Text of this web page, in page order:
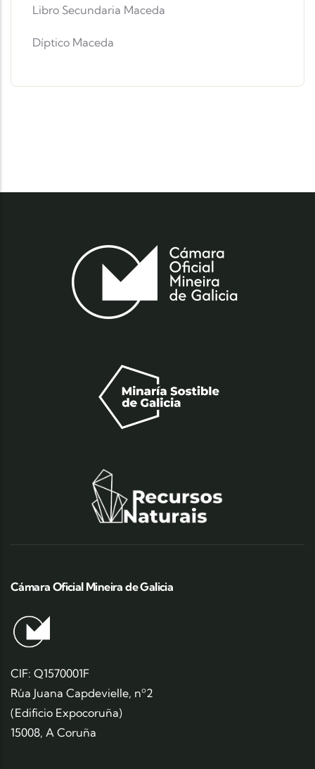
Libro Secundaria Maceda
Díptico Maceda
Cámara Oficial Mineira de Galicia
CIF: Q1570001F
Rúa Juana Capdevielle, nº2
(Edificio Expocoruña)
15008, A Coruña